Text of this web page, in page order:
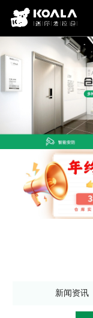
新闻资讯